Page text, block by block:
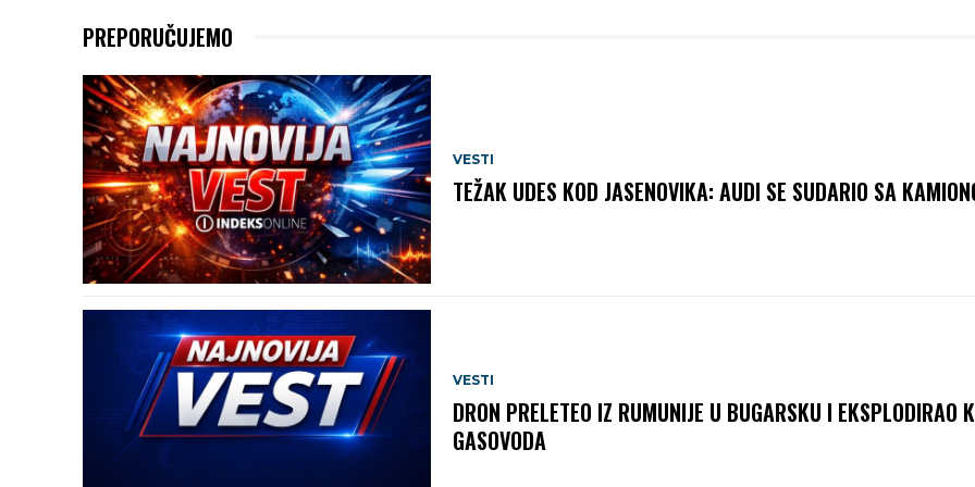
PREPORUČUJEMO
VESTI
TEŽAK UDES KOD JASENOVIKA: AUDI SE SUDARIO SA
VESTI
DRON PRELETEO IZ RUMUNIJE U BUGARSKU I EKSPLODIRAO
GASOVODA